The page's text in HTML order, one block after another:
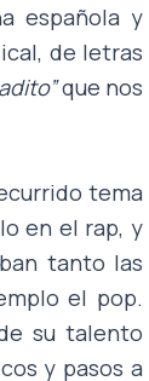
española y
de letras
que nos
tema
en el rap, y
tanto las
el pop.
su talento
y pasos a